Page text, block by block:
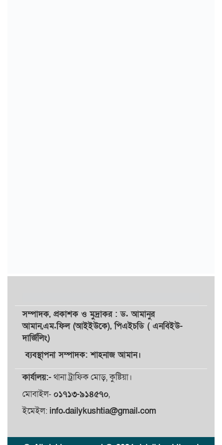
সম্পাদক, প্রকাশকওমুদ্রাকর: ড. আমানুর
আমান,এম.ফিল (আইইউকে), পিএইচডি ( এনবিইউ-
দার্জিলিং)
ব্যবস্থাপনা সম্পাদক: শাহনাজ আমান।
কার্যালয়:-থানা ট্রাফিক মোড়, কুষ্টিয়া।
মোবাইল- ০১৭১৩-৯১৪৫৭০,
ইমেইল: info.dailykushtia@gmail.com